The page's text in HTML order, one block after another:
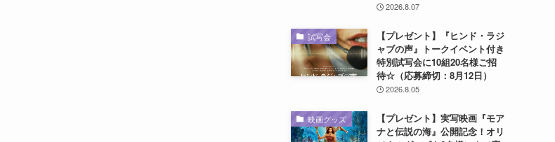
2026.8.07
試写会
【プレゼント】『ヒンド・ラジ
ャブの声』トークイベント付き
特別試写会に10組20名様ご招
待☆（応募締切：8月12日）
2026.8.05
映画グッズ
【プレゼント】実写映画『モア
ナと伝説の海』公開記念！オリ